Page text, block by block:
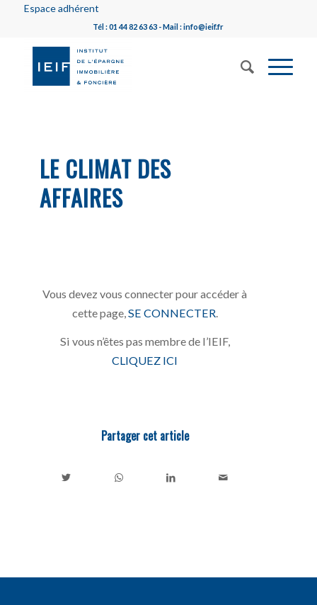
Espace adhérent
Tél : 01 44 82 63 63 - Mail : info@ieif.fr
LE CLIMAT DES
AFFAIRES
Vous devez vous connecter pour accéder à
cette page, SE CONNECTER
Si vous n’êtes pas membre de l’IEIF,
CLIQUEZ ICI
Partager cet article